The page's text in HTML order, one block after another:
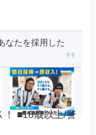
なたを採用した
！ ■18歳以上/警